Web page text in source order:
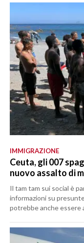
IMMIGRAZIONE
Ceuta, gli 007
nuovo assalto di
Il tam tam sui social è
informazioni su
potrebbe anche essere